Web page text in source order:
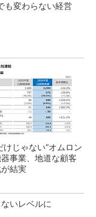
も変わらない経営
けじゃない”オムロン
事業、地道な顧客
結実
いレベルに